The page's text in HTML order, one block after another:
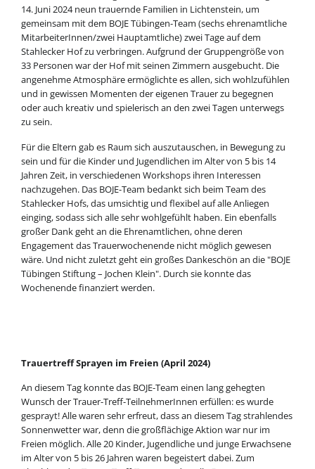
14. Juni 2024 neun trauernde Familien in Lichtenstein, um
gemeinsam mit dem BOJE Tübingen-Team (sechs ehrenamtliche
MitarbeiterInnen/zwei Hauptamtliche) zwei Tage auf dem
Stahlecker Hof zu verbringen. Aufgrund der Gruppengröße von
33 Personen war der Hof mit seinen Zimmern ausgebucht. Die
angenehme Atmosphäre ermöglichte es allen, sich wohlzufühlen
und in gewissen Momenten der eigenen Trauer zu begegnen
oder auch kreativ und spielerisch an den zwei Tagen unterwegs
zu sein.
Für die Eltern gab es Raum sich auszutauschen, in Bewegung zu
sein und für die Kinder und Jugendlichen im Alter von 5 bis 14
Jahren Zeit, in verschiedenen Workshops ihren Interessen
nachzugehen. Das BOJE-Team bedankt sich beim Team des
Stahlecker Hofs, das umsichtig und flexibel auf alle Anliegen
einging, sodass sich alle sehr wohlgefühlt haben. Ein ebenfalls
großer Dank geht an die Ehrenamtlichen, ohne deren
Engagement das Trauerwochenende nicht möglich gewesen
wäre. Und nicht zuletzt geht ein großes Dankeschön an die "BOJE
Tübingen Stiftung – Jochen Klein". Durch sie konnte das
Wochenende finanziert werden.
Trauertreff Sprayen im Freien (April 2024)
An diesem Tag konnte das BOJE-Team einen lang gehegten
Wunsch der Trauer-Treff-TeilnehmerInnen erfüllen: es wurde
gesprayt! Alle waren sehr erfreut, dass an diesem Tag strahlendes
Sonnenwetter war, denn die großflächige Aktion war nur im
Freien möglich. Alle 20 Kinder, Jugendliche und junge Erwachsene
im Alter von 5 bis 26 Jahren waren begeistert dabei. Zum